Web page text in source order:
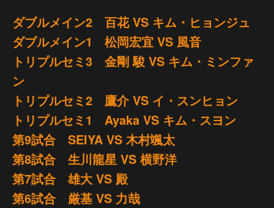
ダブルメイン2 百花 VS キム・ヒョンジュ
ダブルメイン1 松岡宏宜 VS 風音
トリプルセミ3 金剛 駿 VS キム・ミンファ
ン
トリプルセミ2 鷹介 VS イ・スンヒョン
トリプルセミ1 Ayaka VS キム・スヨン
第9試合 SEIYA VS 木村颯太
第8試合 生川龍星 VS 横野洋
第7試合 雄大 VS 殿
第6試合 厳基 VS 力哉